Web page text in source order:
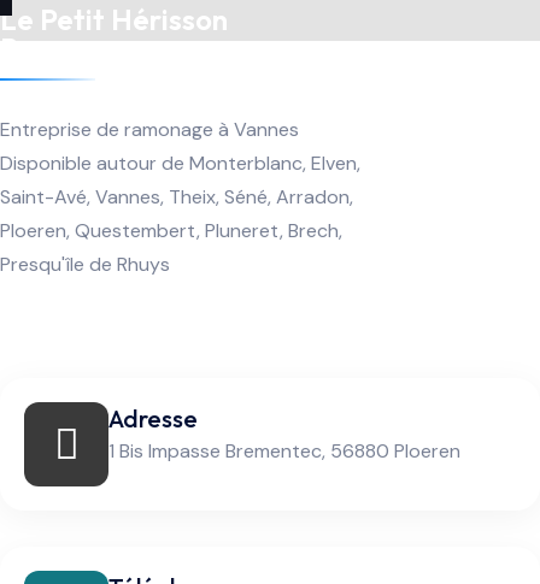
Le Petit Hérisson
Ramoneur
Entreprise de ramonage à Vannes
Disponible autour de Monterblanc, Elven,
Saint-Avé, Vannes, Theix, Séné, Arradon,
Ploeren, Questembert, Pluneret, Brech,
Presqu'île de Rhuys
Adresse
1 Bis Impasse Brementec, 56880 Ploeren